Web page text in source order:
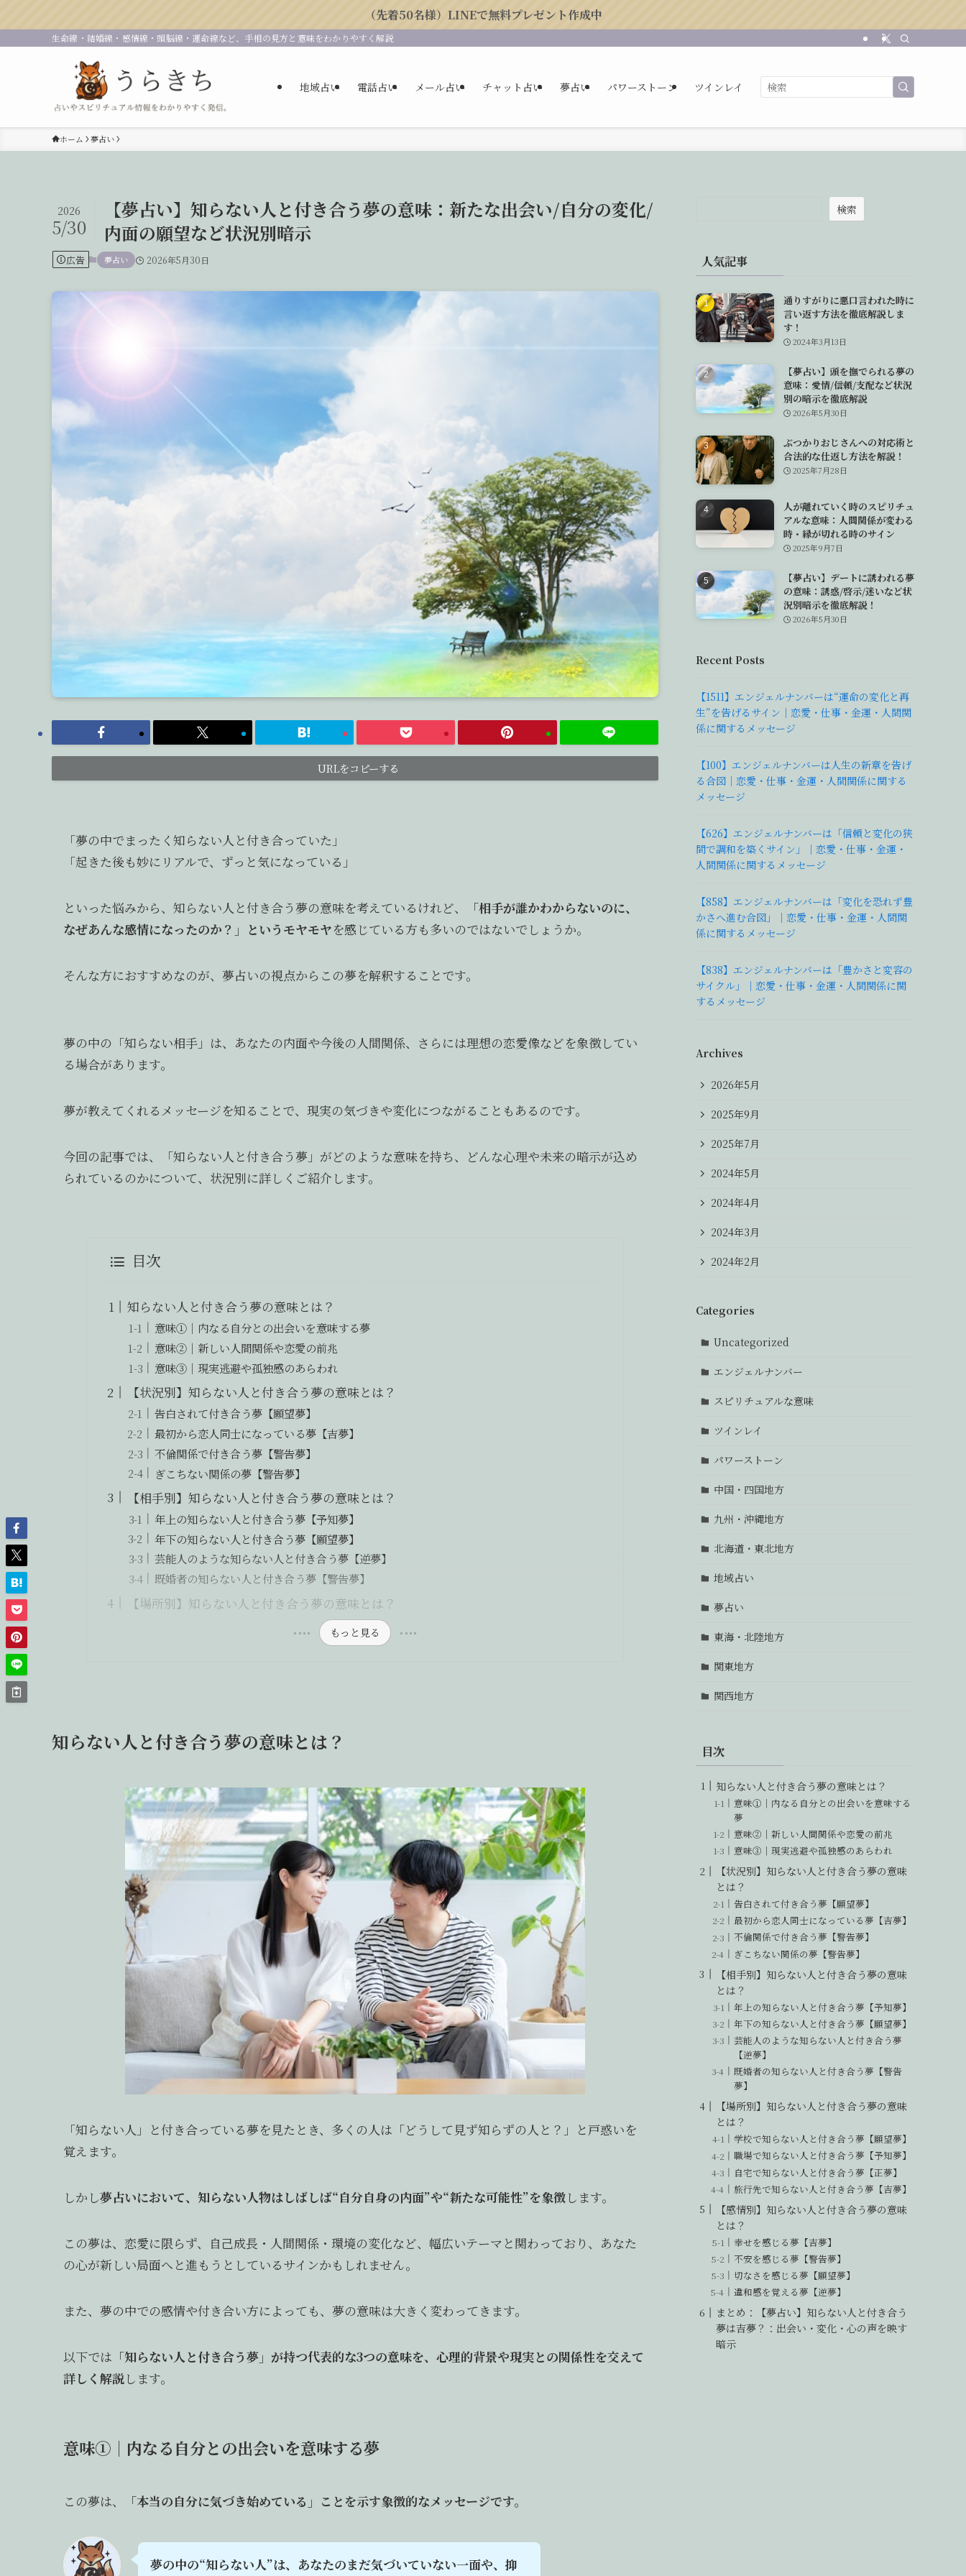
（先着50名様）LINEで無料プレゼント作成中
生命線・結婚線・感情線・頭脳線・運命線など、手相の見方と意味をわかりやすく解説
地域占い 電話占い メール占い チャット占い 夢占い パワーストーン ツインレイ
ホーム 夢占い
【夢占い】知らない人と付き合う夢の意味：新たな出会い/自分の変化/
内面の願望など状況別暗示
2026
5/30
広告 夢占い 2026年5月30日
URLをコピーする
「夢の中でまったく知らない人と付き合っていた」
「起きた後も妙にリアルで、ずっと気になっている」
といった悩みから、知らない人と付き合う夢の意味を考えているけれど、
「相手が誰かわからないのに、
なぜあんな感情になったのか？」というモヤモヤを感じている方も多いのではないでしょうか。
そんな方におすすめなのが、夢占いの視点からこの夢を解釈することです。
夢の中の「知らない相手」は、あなたの内面や今後の人間関係、さらには理想の恋愛像などを象徴してい
る場合があります。
夢が教えてくれるメッセージを知ることで、現実の気づきや変化につながることもあるのです。
今回の記事では、「知らない人と付き合う夢」がどのような意味を持ち、どんな心理や未来の暗示が込め
られているのかについて、状況別に詳しくご紹介します。
目次
知らない人と付き合う夢の意味とは？
意味①｜内なる自分との出会いを意味する夢
意味②｜新しい人間関係や恋愛の前兆
意味③｜現実逃避や孤独感のあらわれ
【状況別】知らない人と付き合う夢の意味とは？
告白されて付き合う夢【願望夢】
最初から恋人同士になっている夢【吉夢】
不倫関係で付き合う夢【警告夢】
ぎこちない関係の夢【警告夢】
【相手別】知らない人と付き合う夢の意味とは？
年上の知らない人と付き合う夢【予知夢】
年下の知らない人と付き合う夢【願望夢】
芸能人のような知らない人と付き合う夢【逆夢】
既婚者の知らない人と付き合う夢【警告夢】
【場所別】知らない人と付き合う夢の意味とは？
もっと見る
知らない人と付き合う夢の意味とは？
「知らない人」と付き合っている夢を見たとき、多くの人は「どうして見ず知らずの人と？」と戸惑いを
覚えます。
しかし夢占いにおいて、知らない人物はしばしば“自分自身の内面”や“新たな可能性”を象徴します。
この夢は、恋愛に限らず、自己成長・人間関係・環境の変化など、幅広いテーマと関わっており、あなた
の心が新しい局面へと進もうとしているサインかもしれません。
また、夢の中での感情や付き合い方によっても、夢の意味は大きく変わってきます。
以下では 「知らない人と付き合う夢」が持つ代表的な3つの意味を、心理的背景や現実との関係性を交えて
詳しく解説します。
意味①｜内なる自分との出会いを意味する夢
この夢は、 「本当の自分に気づき始めている」ことを示す象徴的なメッセージです。
夢の中の“知らない人”は、あなたのまだ気づいていない一面や、抑
検索
人気記事
通りすがりに悪口言われた時に
言い返す方法を徹底解説しま
す！
2024年3月13日
【夢占い】頭を撫でられる夢の
意味：愛情/信頼/支配など状況
別の暗示を徹底解説
2026年5月30日
ぶつかりおじさんへの対応術と
合法的な仕返し方法を解説！
2025年7月28日
人が離れていく時のスピリチュ
アルな意味：人間関係が変わる
時・縁が切れる時のサイン
2025年9月7日
【夢占い】デートに誘われる夢
の意味：誘惑/啓示/迷いなど状
況別暗示を徹底解説！
2026年5月30日
Recent Posts
【1511】エンジェルナンバーは“運命の変化と再
生”を告げるサイン｜恋愛・仕事・金運・人間関
係に関するメッセージ
【100】エンジェルナンバーは人生の新章を告げ
る合図｜恋愛・仕事・金運・人間関係に関する
メッセージ
【626】エンジェルナンバーは「信頼と変化の狭
間で調和を築くサイン」｜恋愛・仕事・金運・
人間関係に関するメッセージ
【858】エンジェルナンバーは「変化を恐れず豊
かさへ進む合図」｜恋愛・仕事・金運・人間関
係に関するメッセージ
【838】エンジェルナンバーは「豊かさと変容の
サイクル」｜恋愛・仕事・金運・人間関係に関
するメッセージ
Archives
2026年5月
2025年9月
2025年7月
2024年5月
2024年4月
2024年3月
2024年2月
Categories
Uncategorized
エンジェルナンバー
スピリチュアルな意味
ツインレイ
パワーストーン
中国・四国地方
九州・沖縄地方
北海道・東北地方
地域占い
夢占い
東海・北陸地方
関東地方
関西地方
目次
知らない人と付き合う夢の意味とは？
意味①｜内なる自分との出会いを意味する
夢
意味②｜新しい人間関係や恋愛の前兆
意味③｜現実逃避や孤独感のあらわれ
【状況別】知らない人と付き合う夢の意味
とは？
告白されて付き合う夢【願望夢】
最初から恋人同士になっている夢【吉夢】
不倫関係で付き合う夢【警告夢】
ぎこちない関係の夢【警告夢】
【相手別】知らない人と付き合う夢の意味
とは？
年上の知らない人と付き合う夢【予知夢】
年下の知らない人と付き合う夢【願望夢】
芸能人のような知らない人と付き合う夢
【逆夢】
既婚者の知らない人と付き合う夢【警告
夢】
【場所別】知らない人と付き合う夢の意味
とは？
学校で知らない人と付き合う夢【願望夢】
職場で知らない人と付き合う夢【予知夢】
自宅で知らない人と付き合う夢【正夢】
旅行先で知らない人と付き合う夢【吉夢】
【感情別】知らない人と付き合う夢の意味
とは？
幸せを感じる夢【吉夢】
不安を感じる夢【警告夢】
切なさを感じる夢【願望夢】
違和感を覚える夢【逆夢】
まとめ：【夢占い】知らない人と付き合う
夢は吉夢？：出会い・変化・心の声を映す
暗示